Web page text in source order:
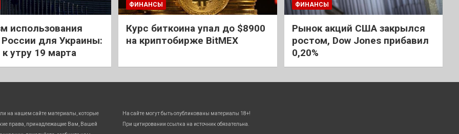
использования
России для Украины:
утру 19 марта
ФИНАНСЫ
Курс биткоина упал до $8900
на криптобирже BitMEX
ФИНАНСЫ
Рынок акций США закрылся
ростом, Dow Jones прибавил
0,20%
на нашем сайте материалы, которые
права, принадлежащие Вам, Вашей
На сайте могут быть опубликованы материалы 18+!
При цитировании ссылка на источник обязательна.